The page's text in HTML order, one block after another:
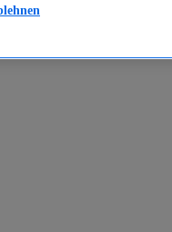
2024
in Deutschland 2005-